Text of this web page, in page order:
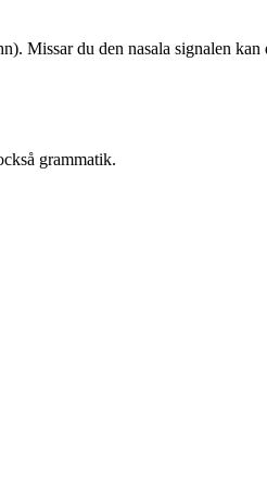
Missar du den nasala signalen kan
grammatik.